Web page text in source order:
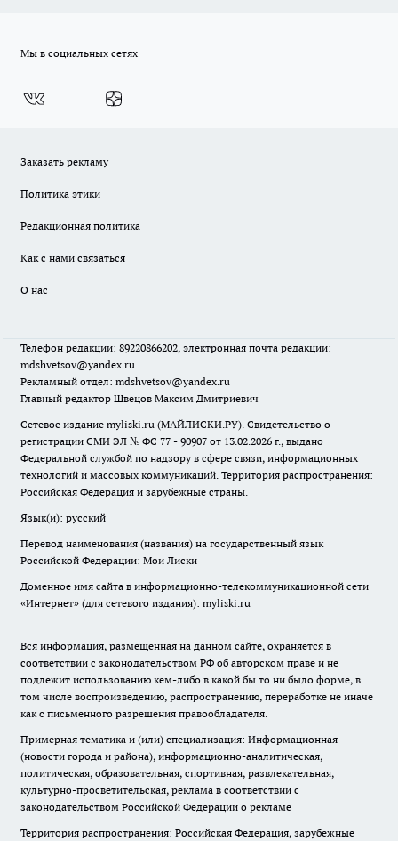
Мы в социальных сетях
Заказать рекламу
Политика этики
Редакционная политика
Как с нами связаться
О нас
Телефон редакции: 89220866202, электронная почта редакции:
mdshvetsov@yandex.ru
Рекламный отдел: mdshvetsov@yandex.ru
Главный редактор Швецов Максим Дмитриевич
Сетевое издание myliski.ru (МАЙЛИСКИ.РУ). Свидетельство о
регистрации СМИ ЭЛ № ФС 77 - 90907 от 13.02.2026 г., выдано
Федеральной службой по надзору в сфере связи, информационных
технологий и массовых коммуникаций. Территория распространения:
Российская Федерация и зарубежные страны.
Язык(и): русский
Перевод наименования (названия) на государственный язык
Российской Федерации: Мои Лиски
Доменное имя сайта в информационно-телекоммуникационной сети
«Интернет» (для сетевого издания): myliski.ru
Вся информация, размещенная на данном сайте, охраняется в
соответствии с законодательством РФ об авторском праве и не
подлежит использованию кем-либо в какой бы то ни было форме, в
том числе воспроизведению, распространению, переработке не иначе
как с письменного разрешения правообладателя.
Примерная тематика и (или) специализация: Информационная
(новости города и района), информационно-аналитическая,
политическая, образовательная, спортивная, развлекательная,
культурно-просветительская, реклама в соответствии с
законодательством Российской Федерации о рекламе
Территория распространения: Российская Федерация, зарубежные